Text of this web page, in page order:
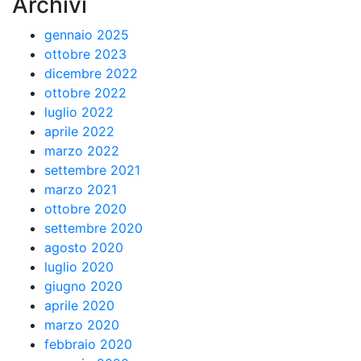
gennaio 2025
ottobre 2023
dicembre 2022
ottobre 2022
luglio 2022
aprile 2022
marzo 2022
settembre 2021
marzo 2021
ottobre 2020
settembre 2020
agosto 2020
luglio 2020
giugno 2020
aprile 2020
marzo 2020
febbraio 2020